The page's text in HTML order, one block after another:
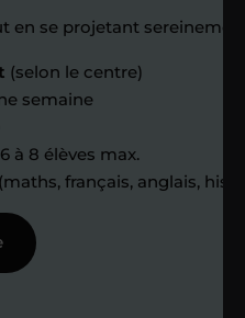
et les progrès
et moi-
des points et
en se projetant
(selon le centre)
semaine
à 8 élèves max.
(maths, français, anglais,